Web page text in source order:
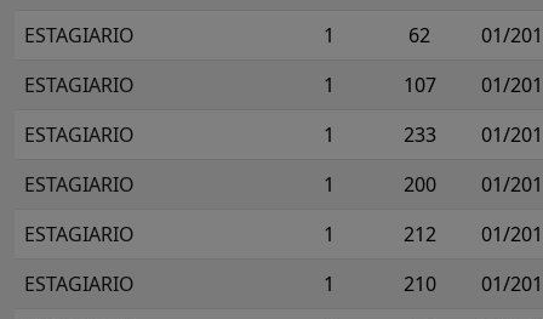
ESTAGIARIO
1 62
01/
ESTAGIARIO
1 107
01/
ESTAGIARIO
1 233
01/
ESTAGIARIO
1 200
01/
ESTAGIARIO
1 212
01/
ESTAGIARIO
1 210
01/